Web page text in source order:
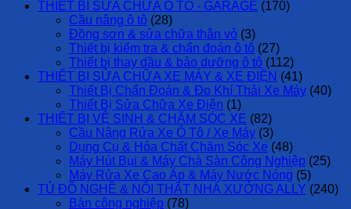
THIẾT BỊ SỬA CHỮA Ô TÔ - GARAGE (170)
Cầu nâng ô tô (28)
Đồng sơn & sửa chữa thân vỏ (3)
Thiết bị kiểm tra & chẩn đoán ô tô (27)
Thiết bị thay dầu & bảo dưỡng ô tô (112)
THIẾT BỊ SỬA CHỮA XE MÁY & XE ĐIỆN (41)
Thiết Bị Chẩn Đoán & Đo Khí Thải Xe Máy (40)
Thiết Bị Sửa Chữa Xe Điện (1)
THIẾT BỊ VỆ SINH & CHĂM SÓC XE (82)
Cầu Nâng Rửa Xe Ô Tô / Xe Máy (3)
Dụng Cụ & Hóa Chất Chăm Sóc Xe (48)
Máy Hút Bụi & Máy Chà Sàn Công Nghiệp (25)
Máy Rửa Xe Cao Áp & Máy Nước Nóng (5)
TỦ ĐỒ NGHỀ & NỘI THẤT NHÀ XƯỞNG ALLY (240)
Bàn công nghiệp (78)